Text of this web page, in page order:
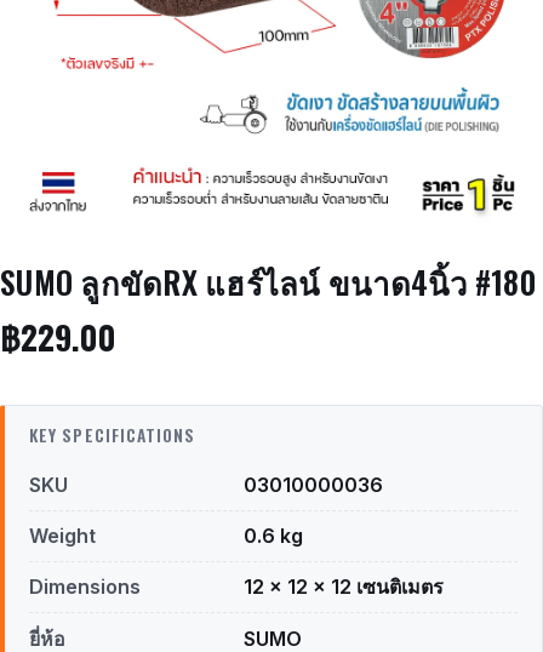
SUMO ลูกขัดRX แฮร์ไลน์ ขนาด4นิ้ว #180
฿229.00
KEY SPECIFICATIONS
SKU 03010000036
Weight 0.6 kg
Dimensions 12 × 12 × 12 เซนติเมตร
ยี่ห้อ SUMO